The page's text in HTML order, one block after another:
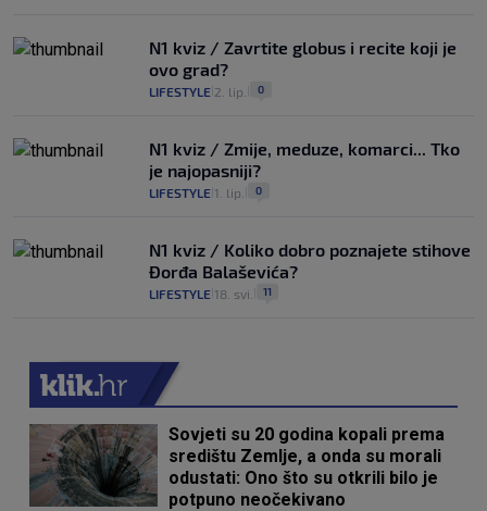
N1 kviz / Zavrtite globus i recite koji je
ovo grad?
LIFESTYLE 2. lip. 0
N1 kviz / Zmije, meduze, komarci... Tko
je najopasniji?
LIFESTYLE 1. lip. 0
N1 kviz / Koliko dobro poznajete stihove
Đorđa Balaševića?
LIFESTYLE 18. svi. 11
Sovjeti su 20 godina kopali prema
središtu Zemlje, a onda su morali
odustati: Ono što su otkrili bilo je
potpuno neočekivano